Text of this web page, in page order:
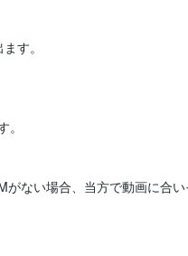
す。
ない場合、当方で動画に合